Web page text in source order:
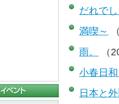
だれで
満喫～
雨。
（
小春日
日本と